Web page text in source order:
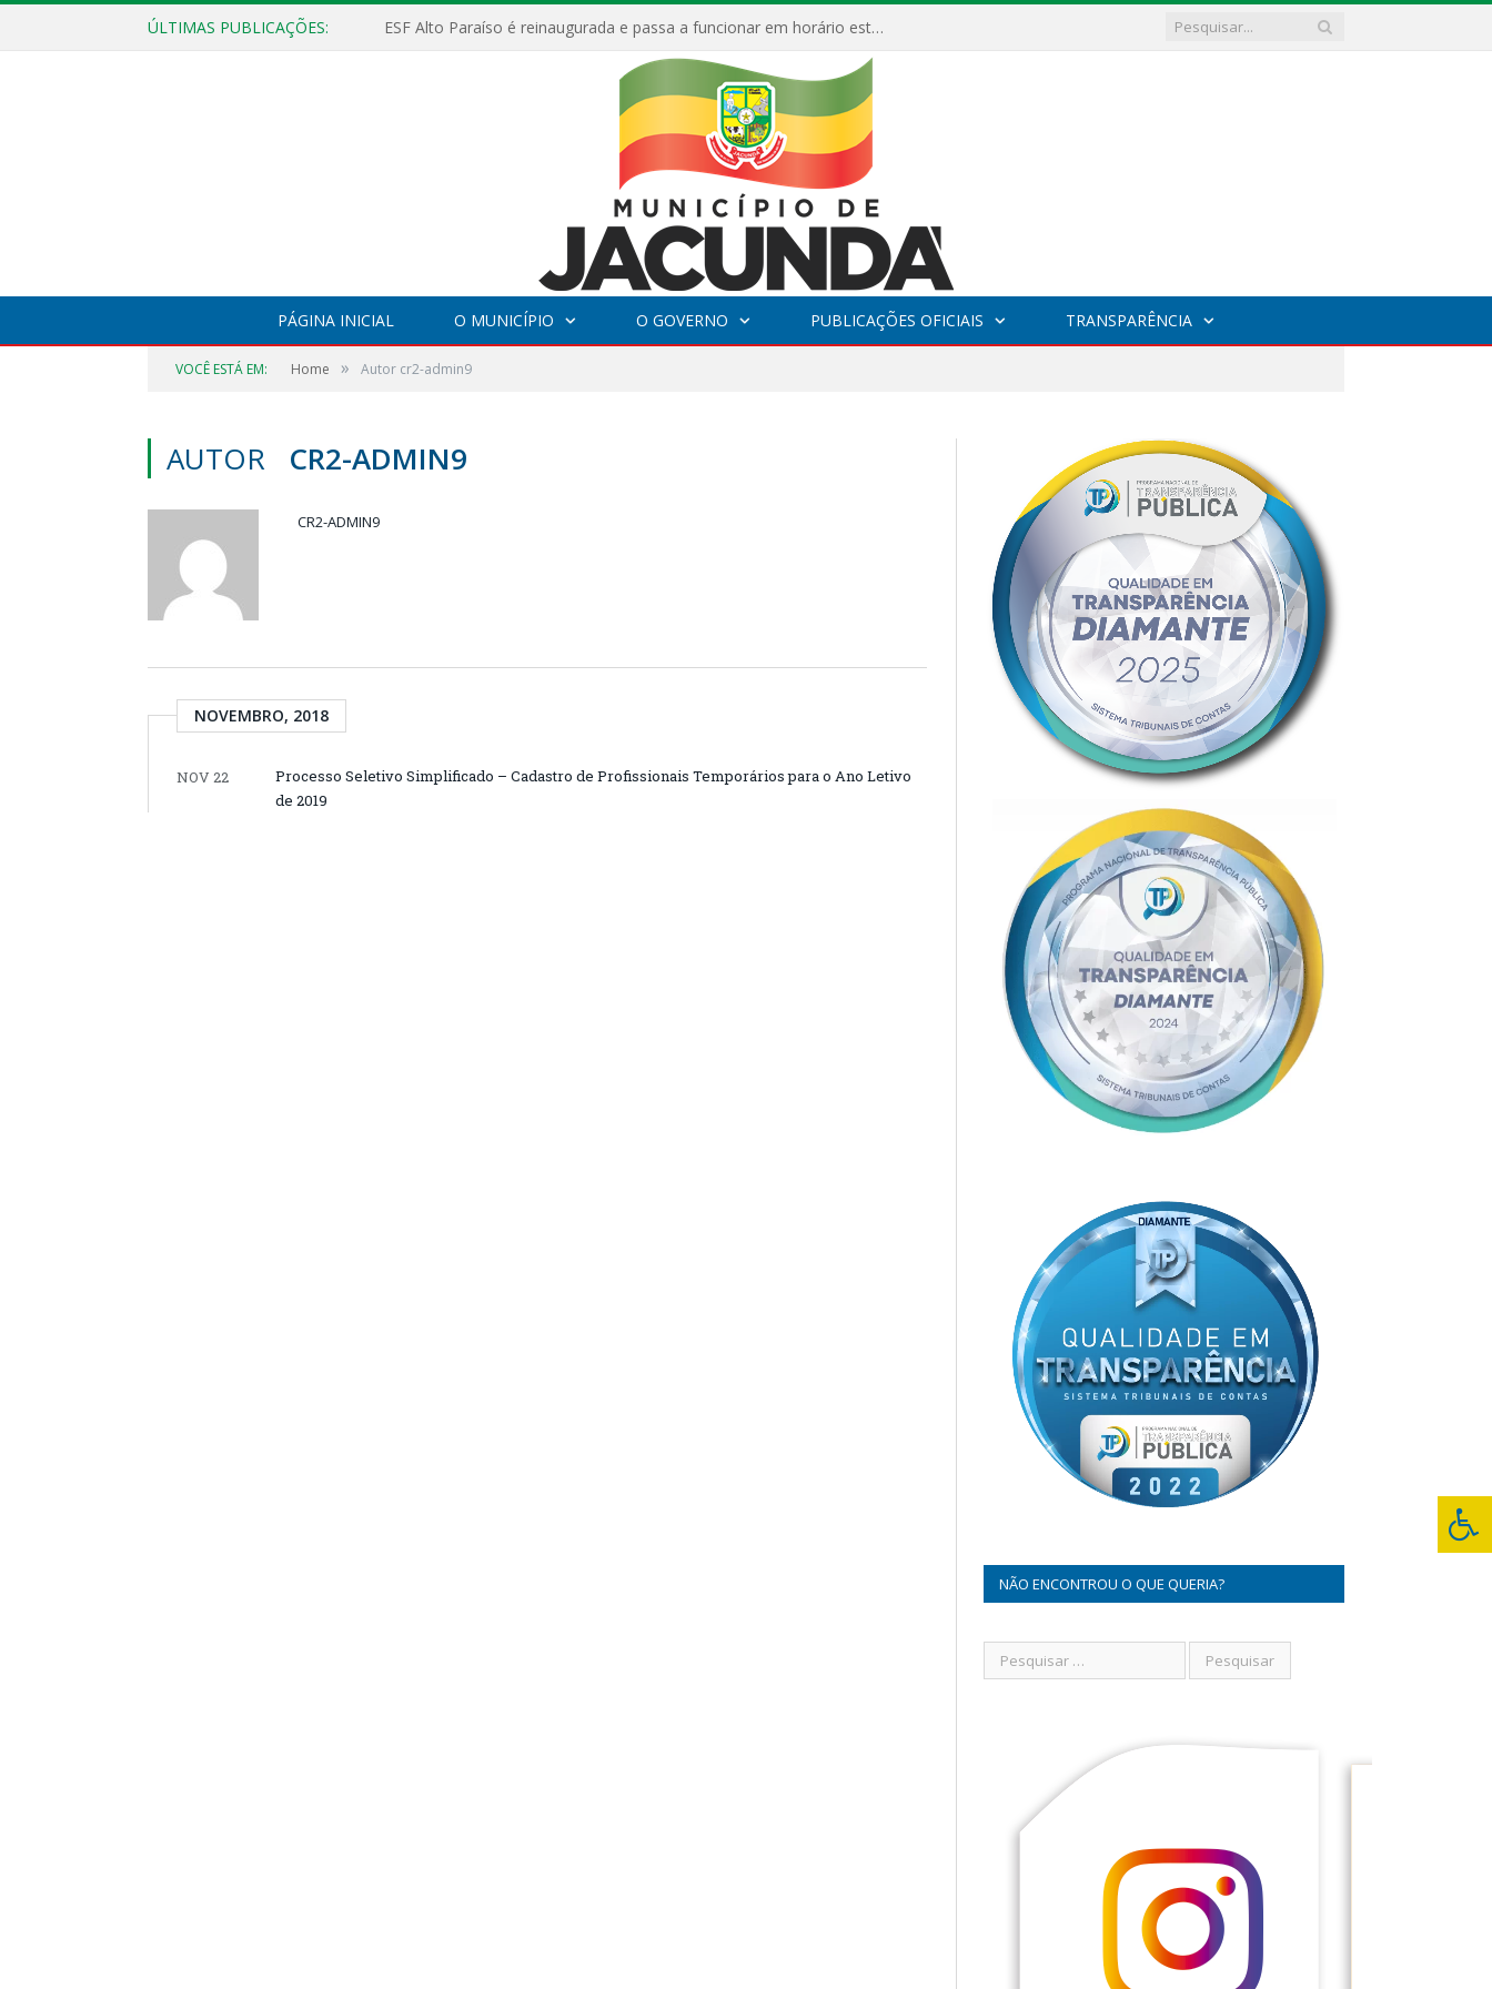
ÚLTIMAS PUBLICAÇÕES: ESF Alto Paraíso é reinaugurada e passa a funcionar em horário estendido
PÁGINA INICIAL O MUNICÍPIO O GOVERNO PUBLICAÇÕES OFICIAIS TRANSPARÊNCIA
VOCÊ ESTÁ EM: Home » Autor cr2-admin9
AUTOR CR2-ADMIN9
CR2-ADMIN9
NOVEMBRO, 2018
NOV 22
Processo Seletivo Simplificado – Cadastro de Profissionais Temporários para o Ano Letivo
de 2019
NÃO ENCONTROU O QUE QUERIA?